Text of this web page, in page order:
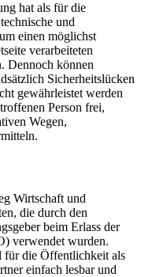
hat als für die
und
einen möglichst
verarbeiteten
Dennoch können
Sicherheitslücken
gewährleistet werden
Person frei,
Wegen,
Wirtschaft und
die durch den
beim Erlass der
verwendet wurden.
für die Öffentlichkeit als
einfach lesbar und